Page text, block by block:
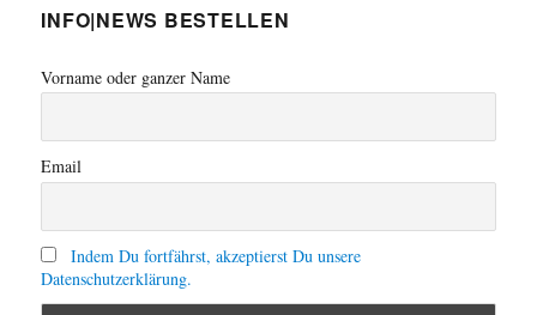
INFO|NEWS BESTELLEN
Vorname oder ganzer Name
Email
Indem Du fortfährst, akzeptierst Du unsere
Datenschutzerklärung.